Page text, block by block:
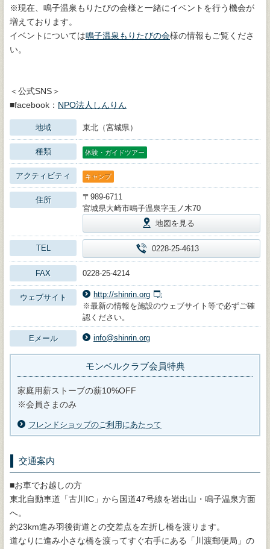
※現在、鳴子温泉もりたびの会様と一緒にイベントを行う機会が
増えております。
イベントについては鳴子温泉もりたびの会様の情報もご覧くださ
い。
＜公式SNS＞
■facebook： NPO法人しんりん
地域 東北（宮城県）
種類 体験・ガイドツアー
アクティビティ キャンプ
住所
〒989-6711
宮城県大崎市鳴子温泉字玉ノ木70
地図を見る
TEL 0228-25-4613
FAX 0228-25-4214
ウェブサイト
http://shinrin.org
※最新の情報を施設のウェブサイト等で必ずご確
認ください。
Eメール info@shinrin.org
モンベルクラブ会員特典
家庭用薪ストーブの薪10%OFF
※会員さまのみ
フレンドショップのご利用にあたって
交通案内
■お車でお越しの方
東北自動車道「古川IC」から国道47号線を岩出山・鳴子温泉方面
へ。
約23km進み羽後街道との交差点を左折し橋を渡ります。
道なりに進み小さな橋を渡ってすぐ右手にある「川渡郵便局」の